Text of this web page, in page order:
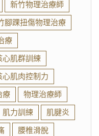
新竹物理治療師
腳踝扭傷物理治療
療
心肌群訓練
心肌肉控制力
療
物理治療師
肌力訓練
肌腱炎
腰椎滑脫